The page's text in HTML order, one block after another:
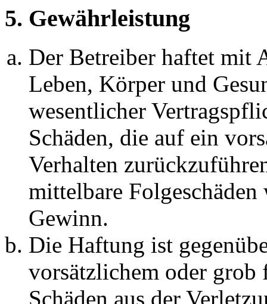
5. Gewährleistung
Der Betreiber haftet mit
Leben, Körper und
wesentlicher
Schäden, die auf ein
Verhalten
mittelbare Folgeschäden
Gewinn.
Die Haftung ist
vorsätzlichem oder grob
Schäden aus der